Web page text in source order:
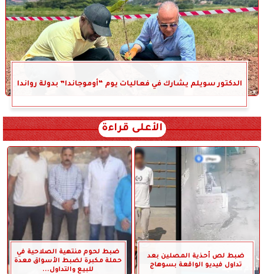
الدكتور سويلم يشارك في فعاليات يوم “أوموجاندا” بدولة رواندا
الأعلى قراءة
ضبط لص أحذية المصلين بعد
تداول فيديو الواقعة بسوهاج
ضبط لحوم منتهية الصلاحية في
حملة مكبرة لضبط الأسواق معدة
للبيع والتداول...